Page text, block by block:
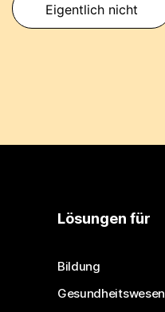
Eigentlich nicht
Lösungen für
Bildung
Gesundheitswesen